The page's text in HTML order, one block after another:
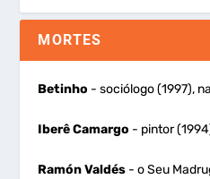
MORTES
Betinho - sociólogo (1997),
Iberê Camargo - pintor
Ramón Valdés - o Seu